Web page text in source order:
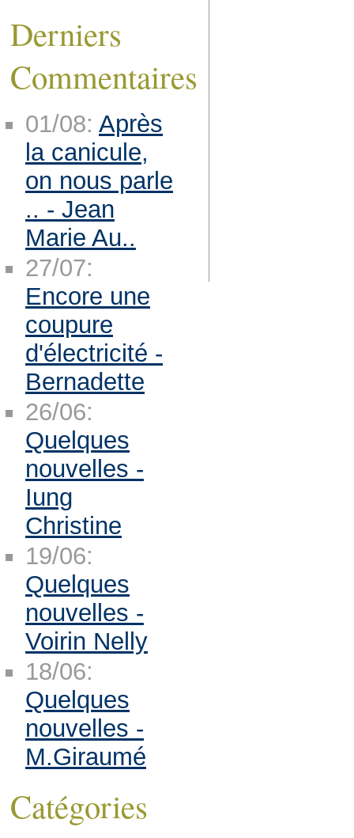
Derniers
Commentaires
01/08: Après
la canicule,
on nous parle
.. - Jean
Marie Au..
27/07:
Encore une
coupure
d'électricité -
Bernadette
26/06:
Quelques
nouvelles -
Iung
Christine
19/06:
Quelques
nouvelles -
Voirin Nelly
18/06:
Quelques
nouvelles -
M.Giraumé
Catégories